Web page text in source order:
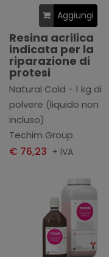
Aggiungi
Resina acrilica
indicata per la
riparazione di
protesi
Natural Cold - 1 kg di
polvere (liquido non
incluso)
Techim Group
€ 76,23 + IVA